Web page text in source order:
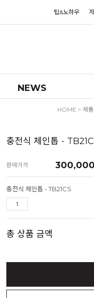
팁&노하우
NEWS
HOME > 제
충전식 체인톱 -
판매가격 300,000
충전식 체인톱 - TB21CS
총 상품 금액